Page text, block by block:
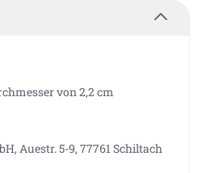
von 2,2 cm
Auestr. 5-9, 77761 Schiltach